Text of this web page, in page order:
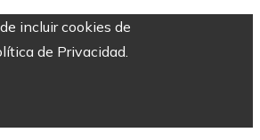
incluir cookies de
de Privacidad.